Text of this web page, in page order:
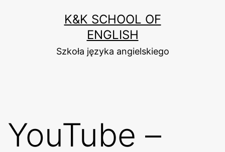
K&K SCHOOL OF
ENGLISH
Szkoła języka angielskiego
YouTube –